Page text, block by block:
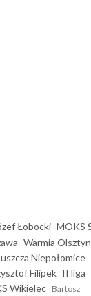
Łobocki MOKS
Warmia Olsztyn
Niepołomice
Filipek II liga
Wikielec
Bartosz